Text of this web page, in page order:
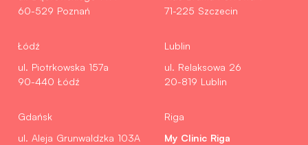
60-529 Poznań
71-225 Szczecin
Łódź
ul. Piotrkowska 157a
90-440 Łódź
Lublin
ul. Relaksowa 26
20-819 Lublin
Gdańsk
ul. Aleja Grunwaldzka 103A
Riga
My Clinic Riga